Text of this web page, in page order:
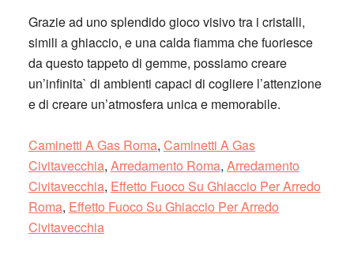
Grazie ad uno splendido gioco visivo tra i cristalli,
simili a ghiaccio, e una calda fiamma che fuoriesce
da questo tappeto di gemme, possiamo creare
un’infinita` di ambienti capaci di cogliere l’attenzione
e di creare un’atmosfera unica e memorabile.
Caminetti A Gas Roma, Caminetti A Gas
Civitavecchia, Arredamento Roma, Arredamento
Civitavecchia, Effetto Fuoco Su Ghiaccio Per Arredo
Roma, Effetto Fuoco Su Ghiaccio Per Arredo
Civitavecchia